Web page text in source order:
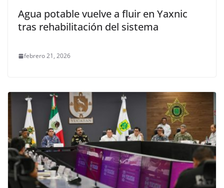
Agua potable vuelve a fluir en Yaxnic
tras rehabilitación del sistema
febrero 21, 2026